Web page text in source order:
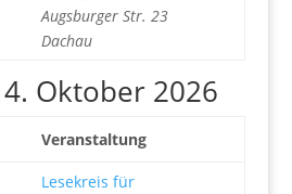
Augsburger Str. 23
Dachau
Oktober 2026
Veranstaltung
Lesekreis für